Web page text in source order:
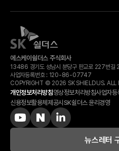
에스케이쉴더스 주식회사
13486 경기도 성남시 분당구 판교로 227번
사업자등록번호 : 120-​86-​07747
COPYRIGHT © 2026 SK SHIELDUS. ALL
개인정보처리방침영상정보처리방침사업자등
신용정보활용체제공시 SK쉴더스 윤리경영
뉴스레터